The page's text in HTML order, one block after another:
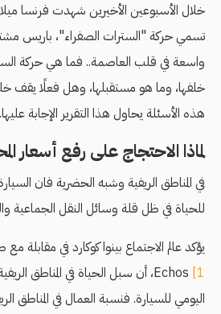
خلال الأسبوعين الأخيرين شهدت فرنسا
تسمي حركة "السترات الصفراء"، باريس
واسعة في قلب العاصمة.. فما هي حركة
خلفها، وما هو مستقبلها، وهل فعلًا يقف
هذه الأسئلة يحاول هذا التقرير الإجابة عليها.
لماذا الاحتجاج على رفع أسعار
في المناطق الريفية وشبه الحضرية فان
للحياة في ظل قلة وسائل النقل الجماعية
Echos [1
، أن سبل الحياة في المناطق